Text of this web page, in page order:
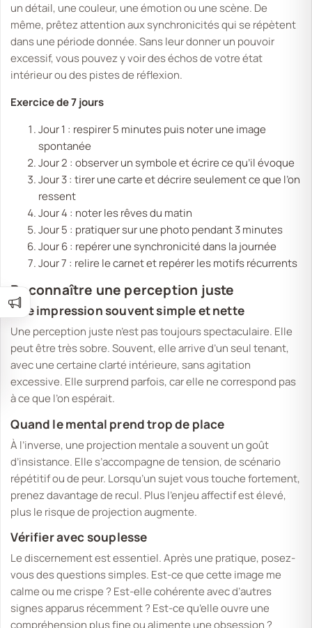
un détail, une couleur, une émotion ou une scène. De
même, prêtez attention aux synchronicités qui se répètent
dans une période donnée. Sans leur donner un pouvoir
excessif, vous pouvez y voir des échos de votre état
intérieur ou des pistes de réflexion.
Exercice de 7 jours
Jour 1 : respirer 5 minutes puis noter une image
spontanée
Jour 2 : observer un symbole et écrire ce qu’il évoque
Jour 3 : tirer une carte et décrire seulement ce que l’on
ressent
Jour 4 : noter les rêves du matin
Jour 5 : pratiquer sur une photo pendant 3 minutes
Jour 6 : repérer une synchronicité dans la journée
Jour 7 : relire le carnet et repérer les motifs récurrents
Reconnaître une perception juste
Une impression souvent simple et nette
Une perception juste n’est pas toujours spectaculaire. Elle
peut être très sobre. Souvent, elle arrive d’un seul tenant,
avec une certaine clarté intérieure, sans agitation
excessive. Elle surprend parfois, car elle ne correspond pas
à ce que l’on espérait.
Quand le mental prend trop de place
À l’inverse, une projection mentale a souvent un goût
d’insistance. Elle s’accompagne de tension, de scénario
répétitif ou de peur. Lorsqu’un sujet vous touche fortement,
prenez davantage de recul. Plus l’enjeu affectif est élevé,
plus le risque de projection augmente.
Vérifier avec souplesse
Le discernement est essentiel. Après une pratique, posez-
vous des questions simples. Est-ce que cette image me
calme ou me crispe ? Est-elle cohérente avec d’autres
signes apparus récemment ? Est-ce qu’elle ouvre une
compréhension plus fine ou alimente une obsession ?